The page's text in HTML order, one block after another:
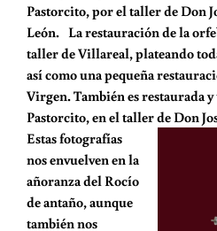
Pastorcito, por el taller de Don
León. La restauración de la
taller de Villareal, plateando
así como una pequeña
Virgen. También es restaurada
Pastorcito, en el taller de Don
Estas fotografías
nos envuelven en la
añoranza del Rocío
de antaño, aunque
también nos